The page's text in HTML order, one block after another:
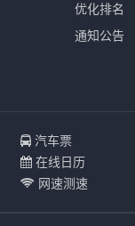
优化排名
通知公告
汽车票
在线日历
网速测速